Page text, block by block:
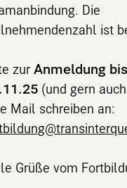
Die
ist
zurAnmeldung
(und gern
Mail schreiben an:
Grüße vom